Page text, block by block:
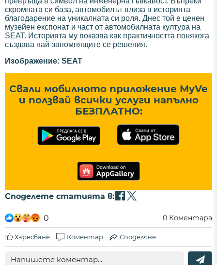
скромната си база, автомобилът влиза в историята
благодарение на уникалната си роля. Днес той е ценен
музейен експонат и част от автомобилната култура на
SEAT. Историята му показва как практичността понякога
създава най-запомнящите се решения.
Изображение: SEAT
Свали мобилното приложение MyVe
и ползвай всички услуги напълно
БЕЗПЛАТНО:
Споделете статията в:
0 0 Коментара
Харесване Коментар Споделяне